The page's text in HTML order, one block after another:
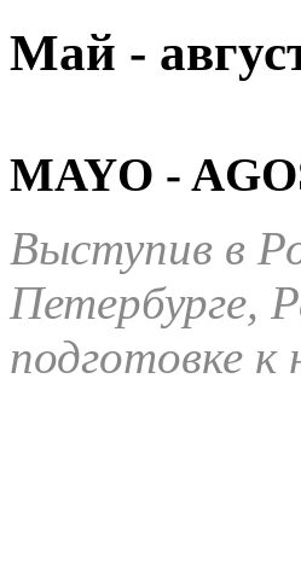
Май -
MAYO -
Выступив в
Петербурге,
подготовке к